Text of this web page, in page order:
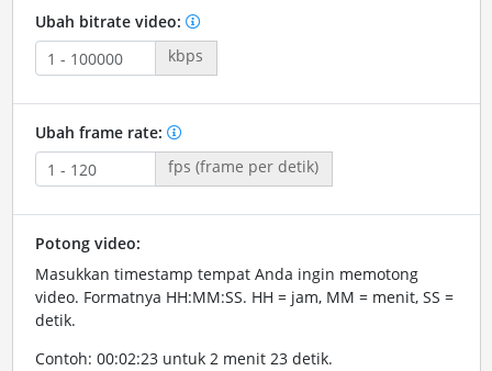
Ubah bitrate video:
kbps
Ubah frame rate:
fps (frame per detik)
Potong video:
Masukkan timestamp tempat Anda ingin memotong
video. Formatnya HH:MM:SS. HH = jam, MM = menit, SS =
detik.
Contoh: 00:02:23 untuk 2 menit 23 detik.